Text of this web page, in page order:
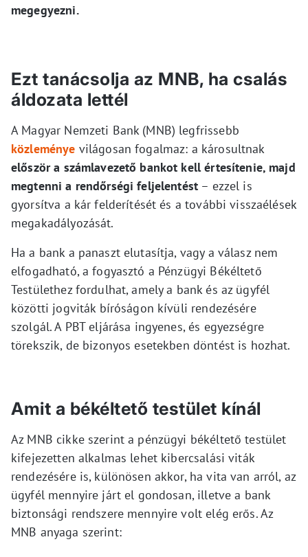
megegyezni.
Ezt tanácsolja az MNB, ha csalás
áldozata lettél
A Magyar Nemzeti Bank (MNB) legfrissebb
közleménye világosan fogalmaz: a károsultnak
először a számlavezető bankot kell értesítenie, majd
megtenni a rendőrségi feljelentést – ezzel is
gyorsítva a kár felderítését és a további visszaélések
megakadályozását.
Ha a bank a panaszt elutasítja, vagy a válasz nem
elfogadható, a fogyasztó a Pénzügyi Békéltető
Testülethez fordulhat, amely a bank és az ügyfél
közötti jogviták bíróságon kívüli rendezésére
szolgál. A PBT eljárása ingyenes, és egyezségre
törekszik, de bizonyos esetekben döntést is hozhat.
Amit a békéltető testület kínál
Az MNB cikke szerint a pénzügyi békéltető testület
kifejezetten alkalmas lehet kibercsalási viták
rendezésére is, különösen akkor, ha vita van arról, az
ügyfél mennyire járt el gondosan, illetve a bank
biztonsági rendszere mennyire volt elég erős. Az
MNB anyaga szerint: